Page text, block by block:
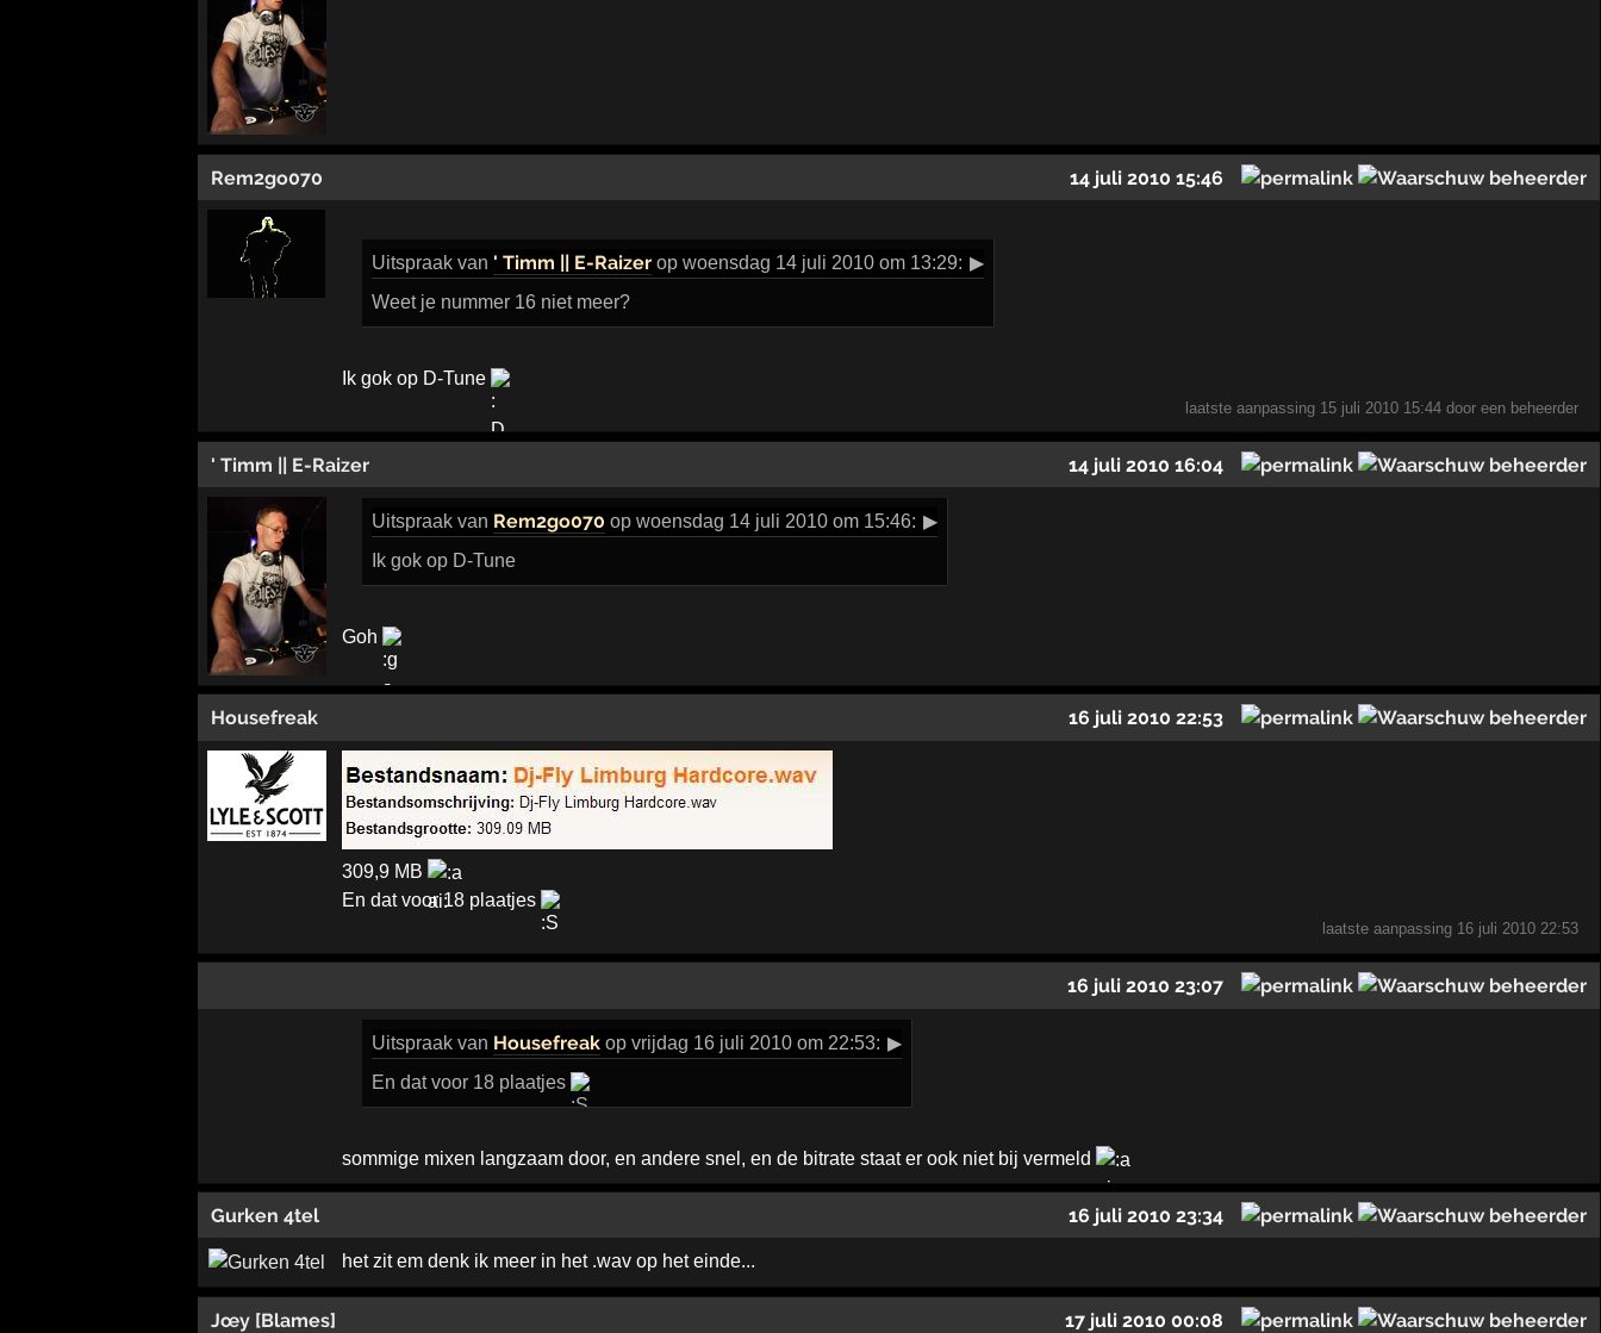
Rem2go070 14 juli 2010 15:46
Uitspraakvan ' Timm || E-Raizerop woensdag 14 juli 2010 om 13:29: ▶
Weet je nummer 16 niet meer?
Ik gok op D-Tune
laatste aanpassing 15 juli 2010 15:44door een beheerder
' Timm || E-Raizer 14 juli 2010 16:04
Uitspraakvan Rem2go070 op woensdag 14 juli 2010 om 15:46: ▶
Ik gok op D-Tune
Goh
Housefreak 16 juli 2010 22:53
309,9 MB
En dat voor 18 plaatjes
laatste aanpassing 16 juli 2010 22:53
16 juli 2010 23:07
Uitspraakvan Housefreakop vrijdag 16 juli 2010 om 22:53: ▶
En dat voor 18 plaatjes
sommige mixen langzaam door, en andere snel, en de bitrate staat er ook niet bij vermeld
Gurken 4tel 16 juli 2010 23:34
het zit em denk ik meer in het .wav op het einde...
Jœy [Blames] 17 juli 2010 00:08